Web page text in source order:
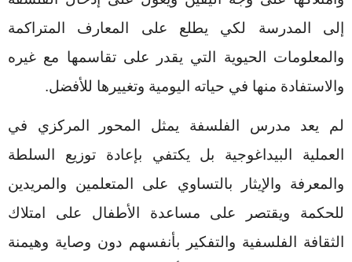
إلى المدرسة لكي يطلع على المعارف المتراكمة
والمعلومات الحيوية التي يقدر على تقاسمها مع غيره
والاستفادة منها في حياته اليومية وتغييرها للأفضل.
لم يعد مدرس الفلسفة يمثل المحور المركزي في
العملية البيداغوجية بل يكتفي بإعادة توزيع السلطة
والمعرفة والإيثار بالتساوي على المتعلمين والمريدين
للحكمة ويقتصر على مساعدة الأطفال على امتلاك
الثقافة الفلسفية والتفكير بأنفسهم دون وصاية وهيمنة